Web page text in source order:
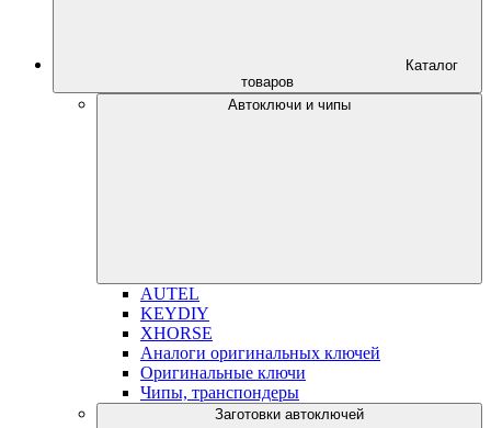
Каталог
товаров
Автоключи и чипы
AUTEL
KEYDIY
XHORSE
Аналоги оригинальных ключей
Оригинальные ключи
Чипы, транспондеры
Заготовки автоключей